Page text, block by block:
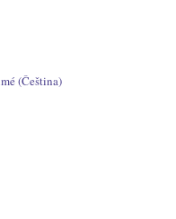
(Čeština)